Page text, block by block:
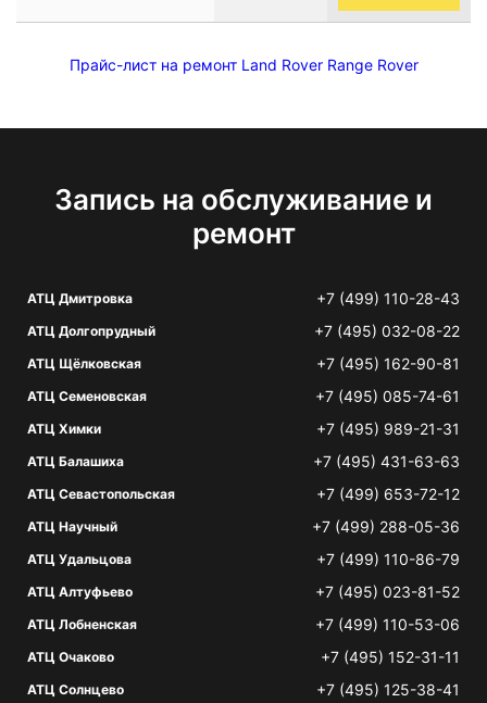
Прайс-лист на ремонт Land Rover Range Rover
Запись на обслуживание и
ремонт
АТЦ Дмитровка +7 (499) 110-28-43
АТЦ Долгопрудный +7 (495) 032-08-22
АТЦ Щёлковская +7 (495) 162-90-81
АТЦ Семеновская +7 (495) 085-74-61
АТЦ Химки +7 (495) 989-21-31
АТЦ Балашиха +7 (495) 431-63-63
АТЦ Севастопольская +7 (499) 653-72-12
АТЦ Научный +7 (499) 288-05-36
АТЦ Удальцова +7 (499) 110-86-79
АТЦ Алтуфьево +7 (495) 023-81-52
АТЦ Лобненская +7 (499) 110-53-06
АТЦ Очаково +7 (495) 152-31-11
АТЦ Солнцево +7 (495) 125-38-41